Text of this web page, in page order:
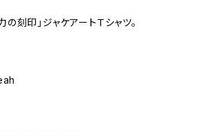
の刻印」ジャケアートＴシャツ。